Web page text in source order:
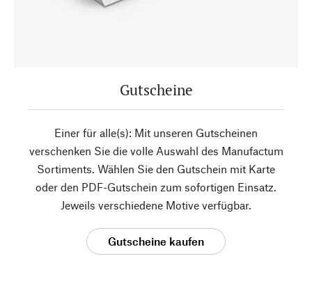
Gutscheine
Einer für alle(s): Mit unseren Gutscheinen
verschenken Sie die volle Auswahl des Manufactum
Sortiments. Wählen Sie den Gutschein mit Karte
oder den PDF-Gutschein zum sofortigen Einsatz.
Jeweils verschiedene Motive verfügbar.
Gutscheine kaufen